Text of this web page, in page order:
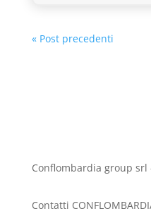
« Post precedenti
Conflombardia group srl
Contatti